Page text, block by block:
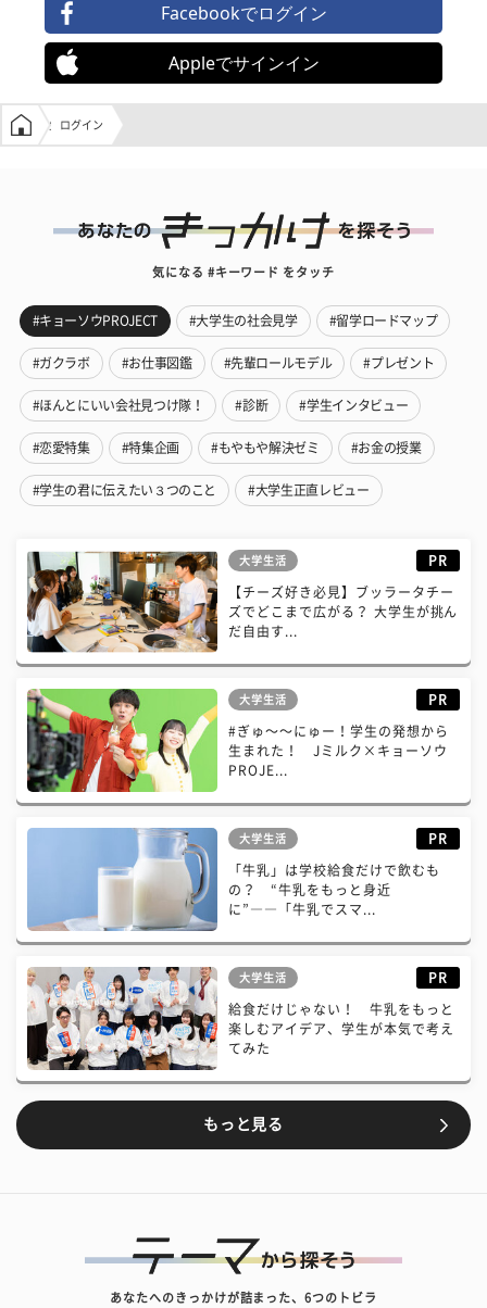
Facebookでログイン
Appleでサインイン
学生の窓口トップ
ログイン
気になる #キーワード をタッチ
#キョーソウPROJECT #大学生の社会見学 #留学ロードマップ
#ガクラボ #お仕事図鑑 #先輩ロールモデル #プレゼント
#ほんとにいい会社見つけ隊！ #診断 #学生インタビュー
#恋愛特集 #特集企画 #もやもや解決ゼミ #お金の授業
#学生の君に伝えたい３つのこと #大学生正直レビュー
大学生活 PR
【チーズ好き必見】ブッラータチー
ズでどこまで広がる？ 大学生が挑ん
だ自由す...
大学生活 PR
#ぎゅ〜〜にゅー！学生の発想から
生まれた！ Jミルク×キョーソウ
PROJE...
大学生活 PR
「牛乳」は学校給食だけで飲むも
の？ “牛乳をもっと身近
に”――「牛乳でスマ...
大学生活 PR
給食だけじゃない！ 牛乳をもっと
楽しむアイデア、学生が本気で考え
てみた
もっと見る
あなたへのきっかけが詰まった、6つのトビラ